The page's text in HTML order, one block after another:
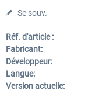
Se souv.
Réf. d'article :
Fabricant:
Développeur:
Langue:
Version actuelle: